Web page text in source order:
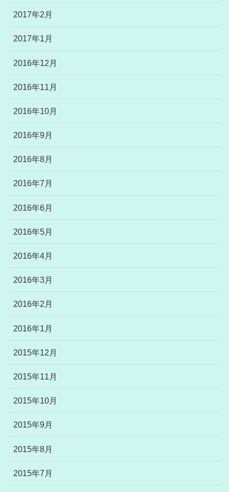
2017年2月
2017年1月
2016年12月
2016年11月
2016年10月
2016年9月
2016年8月
2016年7月
2016年6月
2016年5月
2016年4月
2016年3月
2016年2月
2016年1月
2015年12月
2015年11月
2015年10月
2015年9月
2015年8月
2015年7月